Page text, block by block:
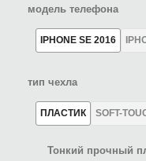
модель телефона
IPHONE SE 2016
тип чехла
ПЛАСТИК SOFT-
Тонкий прочный